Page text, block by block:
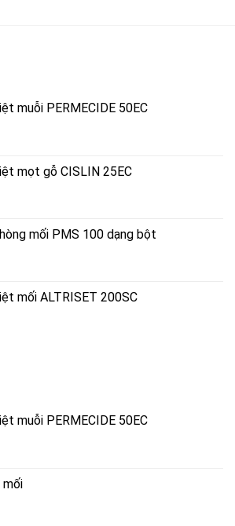
muỗi PERMECIDE 50EC
mọt gỗ CISLIN 25EC
mối PMS 100 dạng bột
mối ALTRISET 200SC
muỗi PERMECIDE 50EC
mối